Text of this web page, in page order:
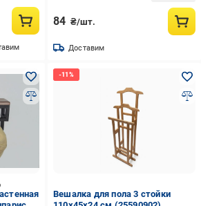
84 ₴/шт.
Доставим
Вешалка для пола 3 стойки